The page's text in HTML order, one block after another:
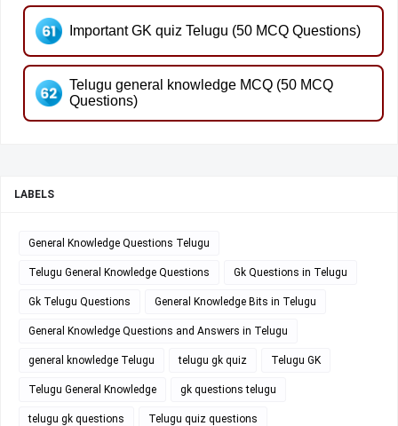
Important GK quiz Telugu (50 MCQ Questions)
Telugu general knowledge MCQ (50 MCQ
Questions)
LABELS
General Knowledge Questions Telugu
Telugu General Knowledge Questions Gk Questions in Telugu
Gk Telugu Questions General Knowledge Bits in Telugu
General Knowledge Questions and Answers in Telugu
general knowledge Telugu telugu gk quiz Telugu GK
Telugu General Knowledge gk questions telugu
telugu gk questions Telugu quiz questions